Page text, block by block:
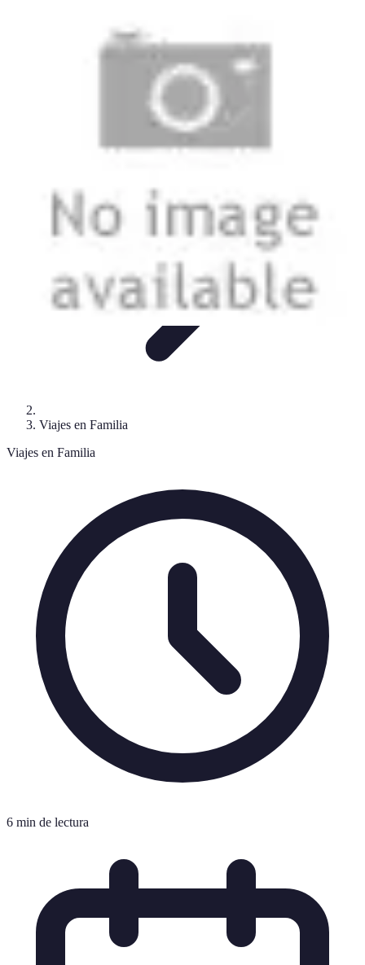
Cultura y Experiencias
Tecnología y Gadgets
Viajes en Familia
Viajes en Familia
6 min de lectura